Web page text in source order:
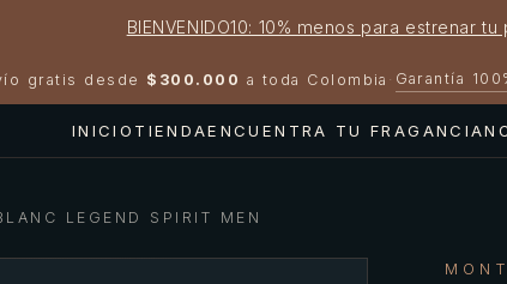
BIENVENIDO10: 10% menos para estrenar
gratis desde $300.000 a toda Colombia · Garantía
INICIO TIENDAENCUENTRA TU FRAGANCIA
LEGEND SPIRIT MEN